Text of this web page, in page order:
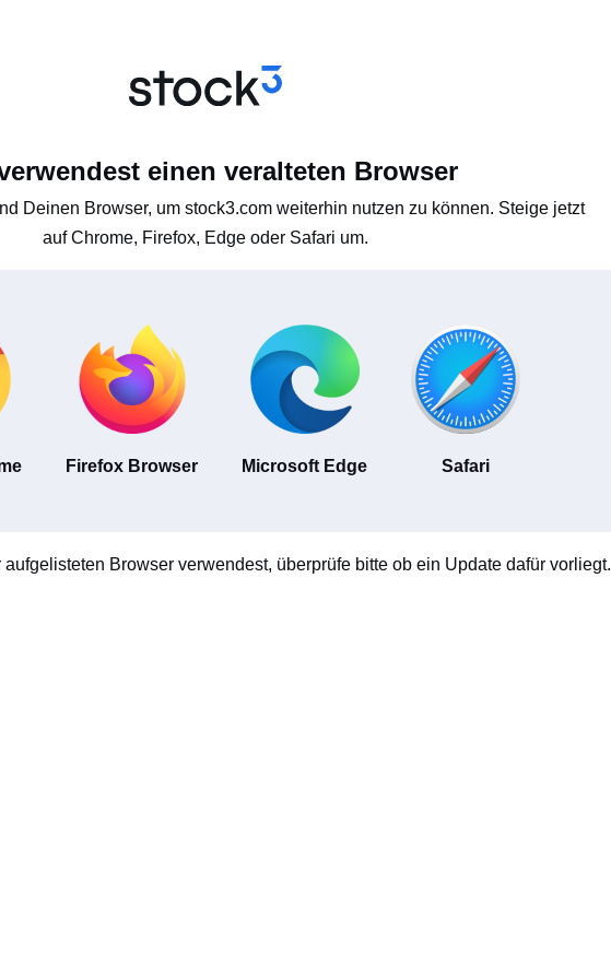
einen veralteten Browser
Deinen Browser, um stock3.com weiterhin nutzen zu können. Steige jetzt
auf Chrome, Firefox, Edge oder Safari um.
Firefox Browser Microsoft Edge Safari
Browser verwendest, überprüfe bitte ob ein Update dafür vorliegt.